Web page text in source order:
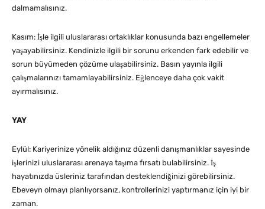
dalmamalısınız.
Kasım: İşle ilgili uluslararası ortaklıklar konusunda bazı engellemeler
yaşayabilirsiniz. Kendinizle ilgili bir sorunu erkenden fark edebilir ve
sorun büyümeden çözüme ulaşabilirsiniz. Basın yayınla ilgili
çalışmalarınızı tamamlayabilirsiniz. Eğlenceye daha çok vakit
ayırmalısınız.
YAY
Eylül: Kariyerinize yönelik aldığınız düzenli danışmanlıklar sayesinde
işlerinizi uluslararası arenaya taşıma fırsatı bulabilirsiniz. İş
hayatınızda üsleriniz tarafından desteklendiğinizi görebilirsiniz.
Ebeveyn olmayı planlıyorsanız, kontrollerinizi yaptırmanız için iyi bir
zaman.